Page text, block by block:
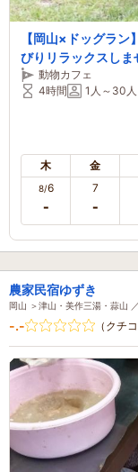
【岡山×ドッグラ
びりリラックスしま
～ 動物カフェ
4時間
1人～30人
木 金
8/6 7
農家民宿ゆずき
岡山 ＞津山・美作三湯・蒜山
-.- （クチ